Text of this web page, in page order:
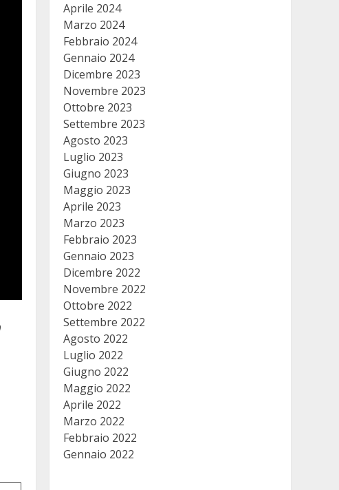
Aprile 2024
Marzo 2024
Febbraio 2024
Gennaio 2024
Dicembre 2023
Novembre 2023
Ottobre 2023
Settembre 2023
Agosto 2023
Luglio 2023
Giugno 2023
Maggio 2023
Aprile 2023
Marzo 2023
Febbraio 2023
Gennaio 2023
Dicembre 2022
Novembre 2022
Ottobre 2022
Settembre 2022
Agosto 2022
Luglio 2022
Giugno 2022
Maggio 2022
Aprile 2022
Marzo 2022
Febbraio 2022
Gennaio 2022